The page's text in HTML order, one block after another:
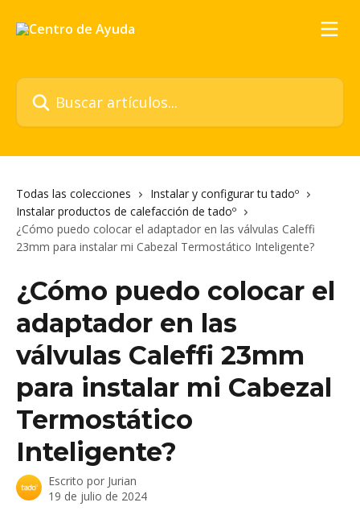
Buscar artículos...
Todas las colecciones
Instalar y configurar tu tadoº
Instalar productos de calefacción de tadoº
¿Cómo puedo colocar el adaptador en las válvulas Caleffi
23mm para instalar mi Cabezal Termostático Inteligente?
¿Cómo puedo colocar el
adaptador en las
válvulas Caleffi 23mm
para instalar mi Cabezal
Termostático
Inteligente?
Escrito por Jurian
19 de julio de 2024